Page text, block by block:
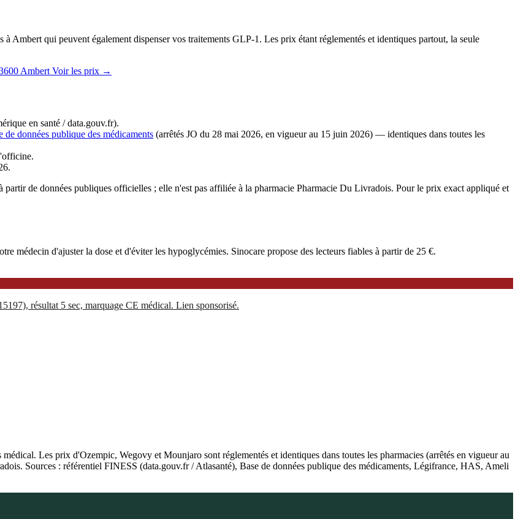
Ambert qui peuvent également dispenser vos traitements GLP-1. Les prix étant réglementés et identiques partout, la seule
Ambert Voir les prix →
en santé / data.gouv.fr).
de données publique des médicaments (arrêtés JO du 28 mai 2026, en vigueur au 15 juin 2026) — identiques dans toutes les
de données publiques officielles ; elle n'est pas affiliée à la pharmacie Pharmacie Du Livradois. Pour le prix exact appliqué et
médecin d'ajuster la dose et d'éviter les hypoglycémies. Sinocare propose des lecteurs fiables à partir de 25 €.
résultat 5 sec, marquage CE médical. Lien sponsorisé.
Les prix d'Ozempic, Wegovy et Mounjaro sont réglementés et identiques dans toutes les pharmacies (arrêtés en vigueur au
Sources : référentiel FINESS (data.gouv.fr / Atlasanté), Base de données publique des médicaments, Légifrance, HAS, Ameli